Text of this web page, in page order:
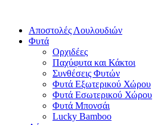
Αποστολές Λουλουδιών
Φυτά
Ορχιδέες
Παχύφυτα και Κάκτοι
Συνθέσεις Φυτών
Φυτά Εξωτερικού Χώρου
Φυτά Εσωτερικού Χώρου
Φυτά Μπονσάι
Lucky Bamboo